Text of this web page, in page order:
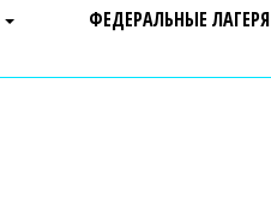
ФЕДЕРАЛЬНЫЕ ЛАГЕРЯ